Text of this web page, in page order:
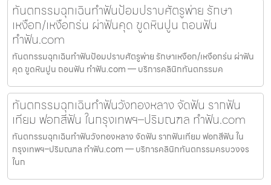
ทันตกรรมฉุกเฉินทำฟันป้อมปราบศัตรูพ่าย รักษา
เหงือก/เหงือกร่น ผ่าฟันคุด ขูดหินปูน ถอนฟัน
ทำฟัน.com
ทันตกรรมฉุกเฉินทำฟันป้อมปราบศัตรูพ่าย รักษาเหงือก/เหงือกร่น ผ่าฟัน
คุด ขูดหินปูน ถอนฟัน ทำฟัน.com — บริการคลินิกทันตกรรมค
ทันตกรรมฉุกเฉินทำฟันวังทองหลาง จัดฟัน รากฟัน
เทียม ฟอกสีฟัน ในกรุงเทพฯ–ปริมณฑล ทำฟัน.com
ทันตกรรมฉุกเฉินทำฟันวังทองหลาง จัดฟัน รากฟันเทียม ฟอกสีฟัน ใน
กรุงเทพฯ–ปริมณฑล ทำฟัน.com — บริการคลินิกทันตกรรมครบวงจร
ในก